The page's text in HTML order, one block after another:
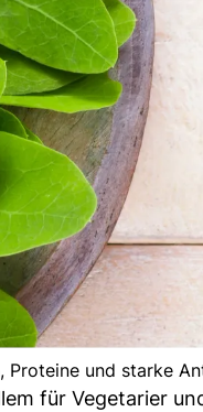
und starke
für Vegetarier